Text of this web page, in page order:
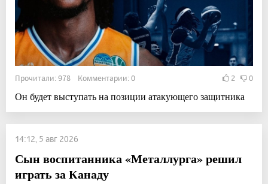
Прочитали: 978 Комментарии: 0 2 0
Он будет выступать на позиции атакующего защитника
14:12, 5 авг 2026
Сын воспитанника «Металлурга» решил
играть за Канаду